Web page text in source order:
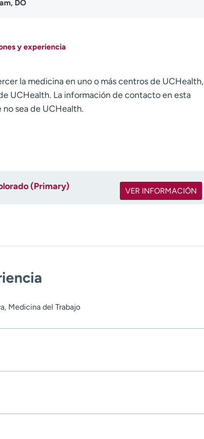
DO
y experiencia
la medicina en uno o más centros de UCHealth,
UCHealth. La información de contacto en esta
sea de UCHealth.
(Primary) VER INFORMACIÓN
Medicina del Trabajo